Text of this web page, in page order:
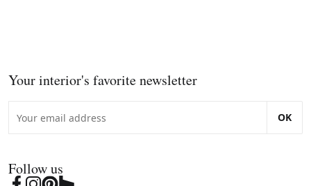
Your interior's favorite newsletter
OK
Follow us